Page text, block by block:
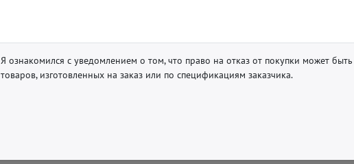
Я ознакомился с уведомлением о том, что право на отказ от покупки может
товаров, изготовленных на заказ или по спецификациям заказчика.